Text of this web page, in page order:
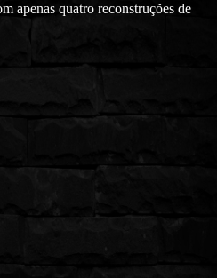
apenas quatro reconstruções de